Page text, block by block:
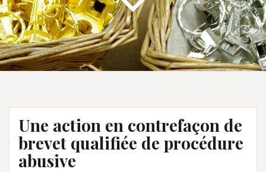
Une action en contrefaçon de
brevet qualifiée de procédure
abusive